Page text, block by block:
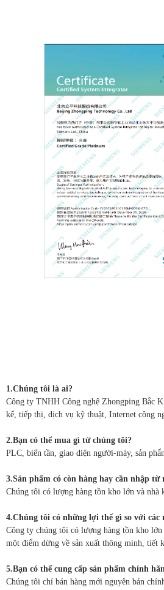
1.Chúng tôi là ai?
Công ty TNHH Công nghệ Zhongping Bắc
kế, tiếp thị, dịch vụ kỹ thuật, Internet công
2.Bạn có thể mua gì từ chúng tôi?
PLC, biến tần, giao diện người-máy, sản
3.Sản phẩm có còn hàng hay cần nhập từ
Chúng tôi có lượng hàng tồn kho lớn và nhà
4.Chúng tôi có những lợi thế gì so với các
Công ty chúng tôi có lượng hàng tồn kho
một điểm dừng về sản xuất thông minh, tiết
5.Bạn có thể cung cấp sản phẩm chính
Chúng tôi chỉ bán hàng mới nguyên bản